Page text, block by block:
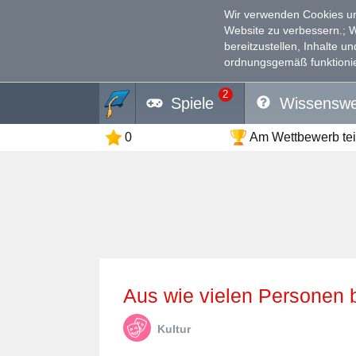
Wir verwenden Cookies
Website zu verbessern. ;
bereitzustellen, Inhalte
ordnungsgemäß
Spiele
2
0 Am Wettbewerb
Aus wie vielen
Kultur